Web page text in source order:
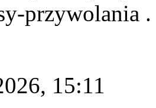
przywolania
15:11